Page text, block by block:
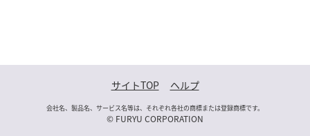
サイトTOP ヘルプ
会社名、製品名、サービス名等は、それぞれ各社の商標または登録商標です。
© FURYU CORPORATION